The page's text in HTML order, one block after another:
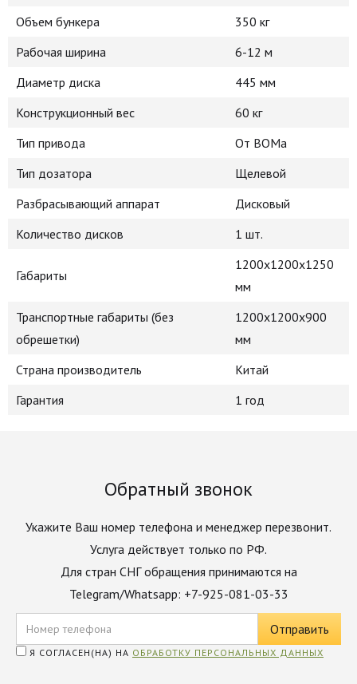
Объем бункера
350 кг
Рабочая ширина
6-12 м
Диаметр диска
445 мм
Конструкционный вес
60 кг
Тип привода
От ВОМа
Тип дозатора
Щелевой
Разбрасывающий аппарат
Дисковый
Количество дисков
1 шт.
Габариты
1200х1200х1250
мм
Транспортные габариты (без
обрешетки)
1200х1200х900
мм
Страна производитель
Китай
Гарантия
1 год
Обратный звонок
Укажите Ваш номер телефона и менеджер перезвонит.
Услуга действует только по РФ.
Для стран СНГ обращения принимаются на
Telegram/Whatsapp: +7-925-081-03-33
Я СОГЛАСЕН(НА) НА ОБРАБОТКУ ПЕРСОНАЛЬНЫХ ДАННЫХ